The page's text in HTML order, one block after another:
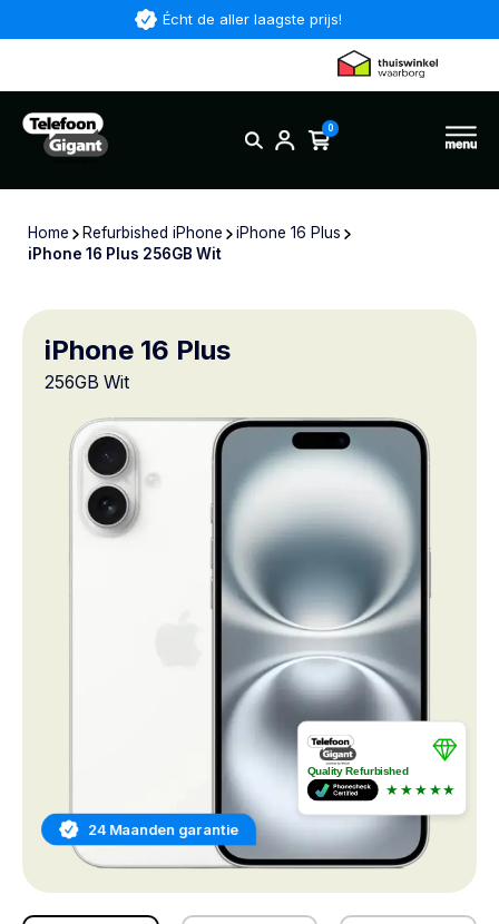
Écht de aller laagste prijs!
0
Home Refurbished iPhone
iPhone 16 Plus
iPhone 16 Plus 256GB Wit
24 Maanden garantie
iPhone 16 Plus
256GB Wit
Quality Refurbished
★★★★★